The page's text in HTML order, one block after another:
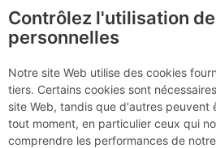
Pointe d'Areu
traversée
Magland
Jeudi 22
Contrôlez l'utilisation
personnelles
Notre site Web utilise des cookies
tiers. Certains cookies sont
site Web, tandis que d'autres peuvent
tout moment, en particulier ceux qui
comprendre les performances de